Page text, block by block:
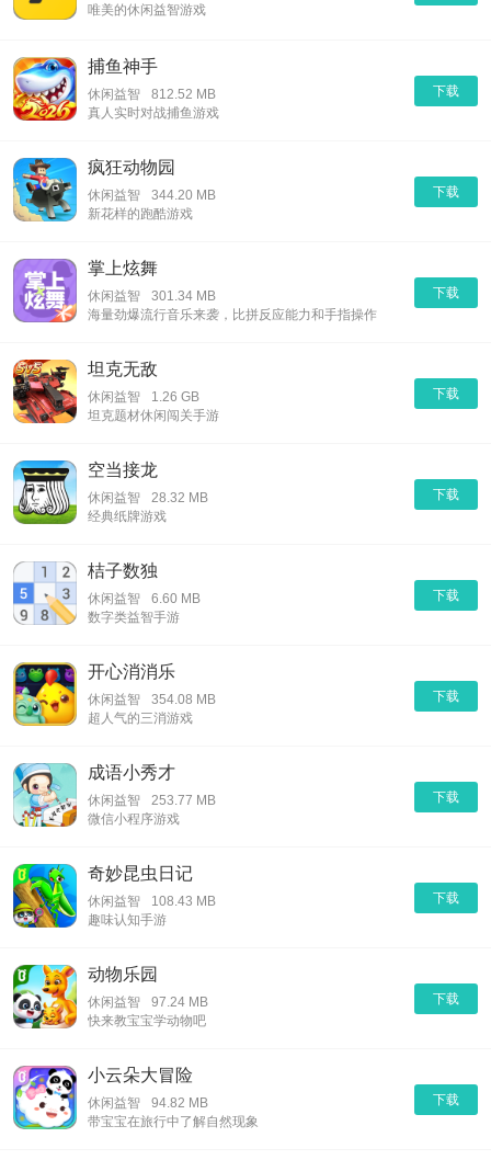
唯美的休闲益智游戏
下载
捕鱼神手
休闲益智
812.52 MB
真人实时对战捕鱼游戏
下载
疯狂动物园
休闲益智
344.20 MB
新花样的跑酷游戏
下载
掌上炫舞
休闲益智
301.34 MB
海量劲爆流行音乐来袭，比拼反应能力和手指操作
下载
坦克无敌
休闲益智
1.26 GB
坦克题材休闲闯关手游
下载
空当接龙
休闲益智
28.32 MB
经典纸牌游戏
下载
桔子数独
休闲益智
6.60 MB
数字类益智手游
下载
开心消消乐
休闲益智
354.08 MB
超人气的三消游戏
下载
成语小秀才
休闲益智
253.77 MB
微信小程序游戏
下载
奇妙昆虫日记
休闲益智
108.43 MB
趣味认知手游
下载
动物乐园
休闲益智
97.24 MB
快来教宝宝学动物吧
下载
小云朵大冒险
休闲益智
94.82 MB
带宝宝在旅行中了解自然现象